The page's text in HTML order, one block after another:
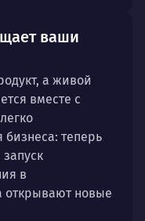
ваши
а живой
вместе с
бизнеса: теперь
в
открывают новые